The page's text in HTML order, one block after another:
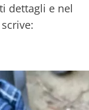
dettagli e nel